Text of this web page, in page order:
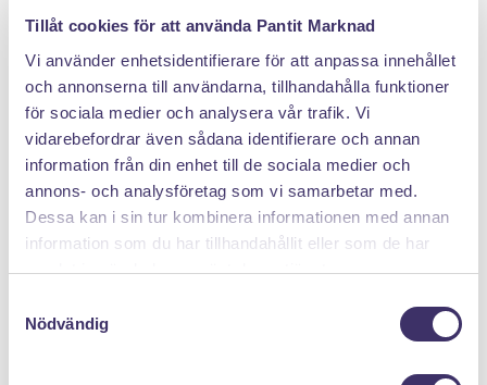
Tillåt cookies för att använda Pantit Marknad
Vi använder enhetsidentifierare för att anpassa innehållet
och annonserna till användarna, tillhandahålla funktioner
för sociala medier och analysera vår trafik. Vi
vidarebefordrar även sådana identifierare och annan
information från din enhet till de sociala medier och
annons- och analysföretag som vi samarbetar med.
Dessa kan i sin tur kombinera informationen med annan
information som du har tillhandahållit eller som de har
samlat in när du har använt deras tjänster.
Nödvändig
DÄRFÖR SÄLJER DU MED PANTIT